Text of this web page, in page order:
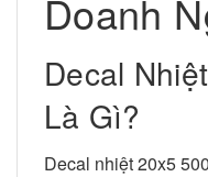
Doanh
Decal
Là Gì?
Decal nhiệt 20x5